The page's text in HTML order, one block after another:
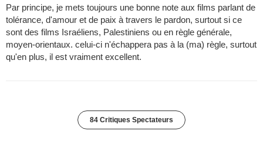
Par principe, je mets toujours une bonne note aux films parlant de
tolérance, d'amour et de paix à travers le pardon, surtout si ce
sont des films Israéliens, Palestiniens ou en règle générale,
moyen-orientaux. celui-ci n'échappera pas à la (ma) règle, surtout
qu'en plus, il est vraiment excellent.
84 Critiques Spectateurs